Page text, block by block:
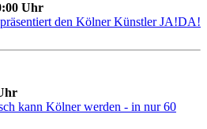
Uhr
den Kölner Künstler JA!DA!
kann Kölner werden - in nur 60